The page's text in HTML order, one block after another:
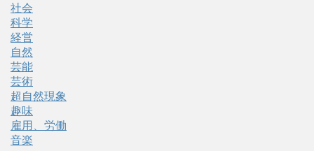
社会
科学
経営
自然
芸能
芸術
超自然現象
趣味
雇用、労働
音楽